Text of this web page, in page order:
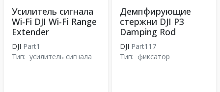
Усилитель сигнала
Wi-Fi DJI Wi-Fi Range
Extender
DJI Part1
Тип: усилитель сигнала
Демпфирующие
стержни DJI P3
Damping Rod
DJI Part117
Тип: фиксатор